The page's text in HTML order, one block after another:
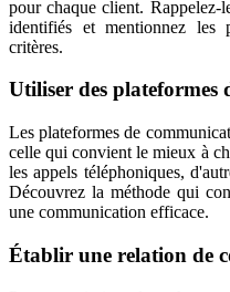
pour chaque client. Rappelez-
identifiés et mentionnez les
critères.
Utiliser des plateformes
Les plateformes de
celle qui convient le mieux à
les appels téléphoniques,
Découvrez la méthode qui
une communication efficace.
Établir une relation de